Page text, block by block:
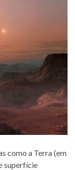
como a Terra (em
superfície